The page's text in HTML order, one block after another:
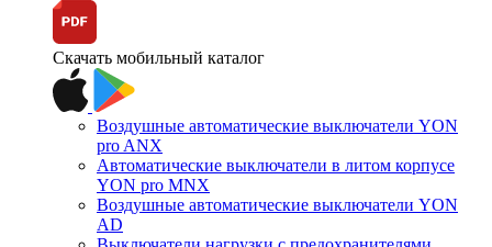
Скачать мобильный каталог
Воздушные автоматические выключатели YON
pro ANX
Автоматические выключатели в литом корпусе
YON pro MNX
Воздушные автоматические выключатели YON
AD